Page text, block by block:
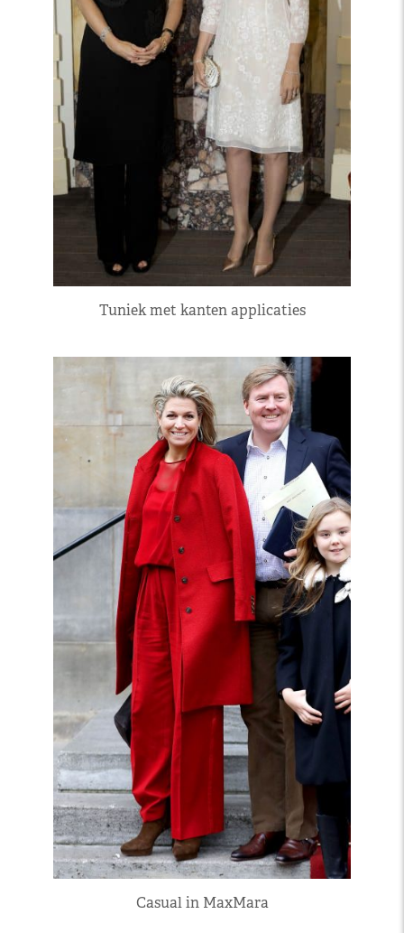
Tuniek met kanten applicaties
Casual in MaxMara